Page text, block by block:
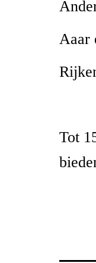
Aaar
Tot